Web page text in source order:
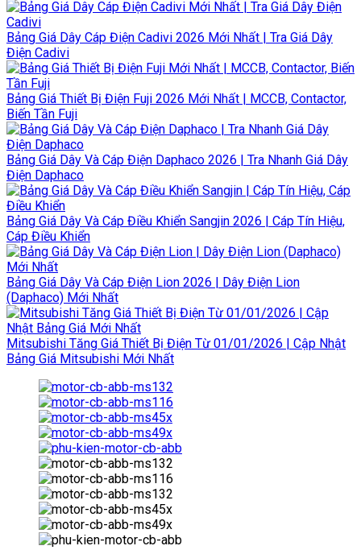
Bảng Giá Dây Cáp Điện Cadivi 2026 Mới Nhất | Tra Giá Dây
Điện Cadivi
Bảng Giá Thiết Bị Điện Fuji 2026 Mới Nhất | MCCB, Contactor,
Biến Tần Fuji
Bảng Giá Dây Và Cáp Điện Daphaco 2026 | Tra Nhanh Giá Dây
Điện Daphaco
Bảng Giá Dây Và Cáp Điều Khiển Sangjin 2026 | Cáp Tín Hiệu,
Cáp Điều Khiển
Bảng Giá Dây Và Cáp Điện Lion 2026 | Dây Điện Lion
(Daphaco) Mới Nhất
Mitsubishi Tăng Giá Thiết Bị Điện Từ 01/01/2026 | Cập Nhật
Bảng Giá Mitsubishi Mới Nhất